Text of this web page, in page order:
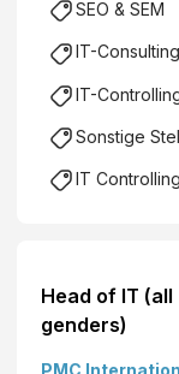
SEO & SEM
IT-Consulting
IT-
Sonstige
IT
Head of IT (all
genders)